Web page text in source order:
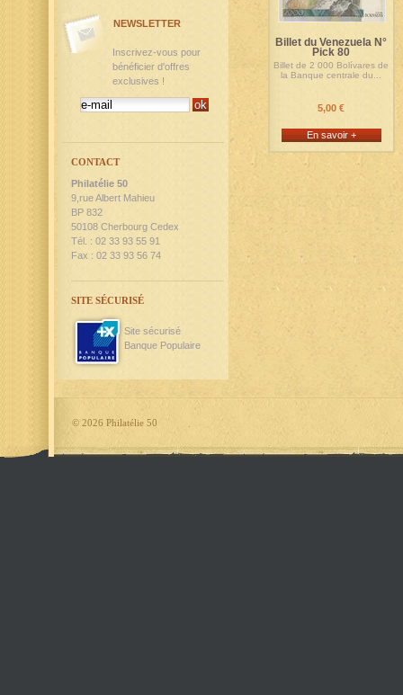
Billet du Venezuela N°
Pick 80
Billet de 2 000 Bolívares de
la Banque centrale du...
5,00 €
En savoir +
NEWSLETTER
Inscrivez-vous pour
bénéficier d'offres
exclusives !
CONTACT
Philatélie 50
9,rue Albert Mahieu
BP 832
50108 Cherbourg Cedex
Tél. : 02 33 93 55 91
Fax : 02 33 93 56 74
SITE SÉCURISÉ
Site sécurisé
Banque Populaire
© 2026 Philatélie 50